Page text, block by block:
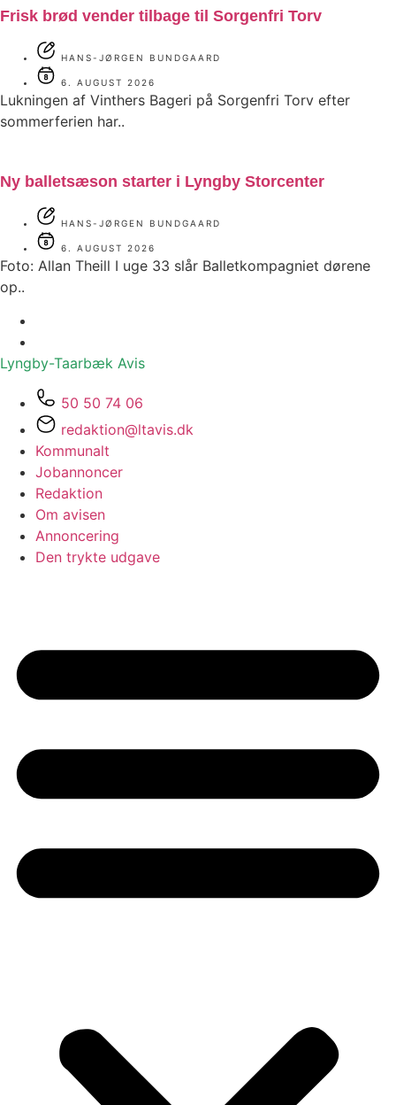
Frisk brød vender tilbage til Sorgenfri Torv
HANS-JØRGEN BUNDGAARD
6. AUGUST 2026
Lukningen af Vinthers Bageri på Sorgenfri Torv efter
sommerferien har..
Ny balletsæson starter i Lyngby Storcenter
HANS-JØRGEN BUNDGAARD
6. AUGUST 2026
Foto: Allan Theill I uge 33 slår Balletkompagniet dørene
op..
Lyngby-Taarbæk Avis
50 50 74 06
redaktion@ltavis.dk
Kommunalt
Jobannoncer
Redaktion
Om avisen
Annoncering
Den trykte udgave